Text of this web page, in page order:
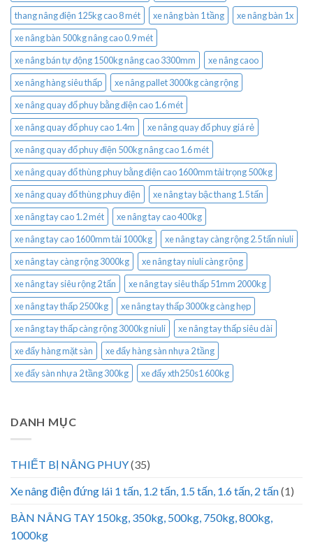
thang nâng điện 125kg cao 8 mét xe nâng bàn 1 tầng
xe nâng bàn 1x
xe nâng bàn 500kg nâng cao 0.9 mét
xe nâng bán tự động 1500kg nâng cao 3300mm
xe nâng caoo
xe nâng hàng siêu thấp
xe nâng pallet 3000kg càng rộng
xe nâng quay đổ phuy bằng điện cao 1.6 mét
xe nâng quay đổ phuy cao 1.4m
xe nâng quay đổ phuy giá rẻ
xe nâng quay đổ phuy điện 500kg nâng cao 1.6 mét
xe nâng quay đổ thùng phuy bằng điện cao 1600mm tải trọng 500kg
xe nâng quay đổ thùng phuy điện
xe nâng tay bậc thang 1.5 tấn
xe nâng tay cao 1.2 mét
xe nâng tay cao 400kg
xe nâng tay cao 1600mm tải 1000kg
xe nâng tay càng rộng 2.5 tấn niuli
xe nâng tay càng rộng 3000kg
xe nâng tay niuli càng rộng
xe nâng tay siêu rộng 2 tấn
xe nâng tay siêu thấp 51mm 2000kg
xe nâng tay thấp 2500kg
xe nâng tay thấp 3000kg càng hẹp
xe nâng tay thấp càng rộng 3000kg niuli
xe nâng tay thấp siêu dài
xe đẩy hàng mặt sàn
xe đẩy hàng sàn nhựa 2 tầng
xe đẩy sàn nhựa 2 tầng 300kg
xe đẩy xth250s1 600kg
DANH MỤC
THIẾT BỊ NÂNG PHUY(35)
Xe nâng điện đứng lái 1 tấn, 1.2 tấn, 1.5 tấn, 1.6 tấn, 2 tấn(1)
BÀN NÂNG TAY 150kg, 350kg, 500kg, 750kg, 800kg,
1000kg